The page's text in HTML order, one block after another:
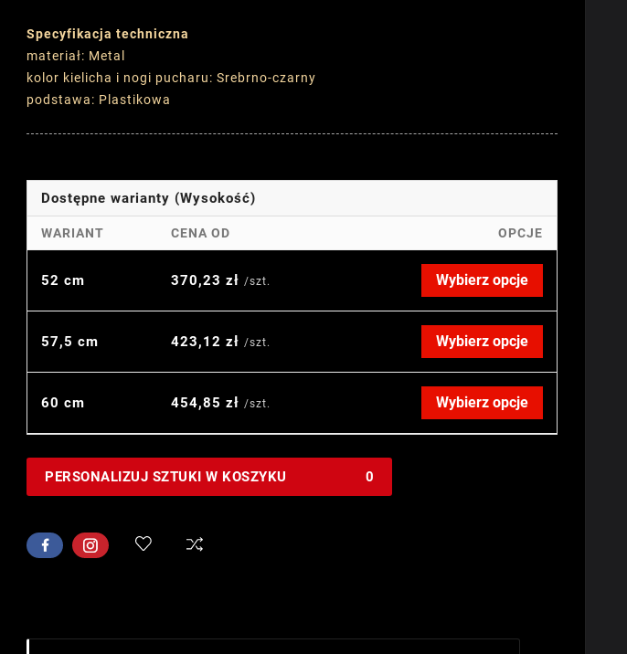
Specyfikacja techniczna
materiał: Metal
kolor kielicha i nogi pucharu: Srebrno-czarny
podstawa: Plastikowa
Dostępne warianty (Wysokość)
WARIANT CENA OD OPCJE
52 cm 370,23 zł /szt. Wybierz opcje
57,5 cm 423,12 zł /szt. Wybierz opcje
60 cm 454,85 zł /szt. Wybierz opcje
PERSONALIZUJ SZTUKI W KOSZYKU 0